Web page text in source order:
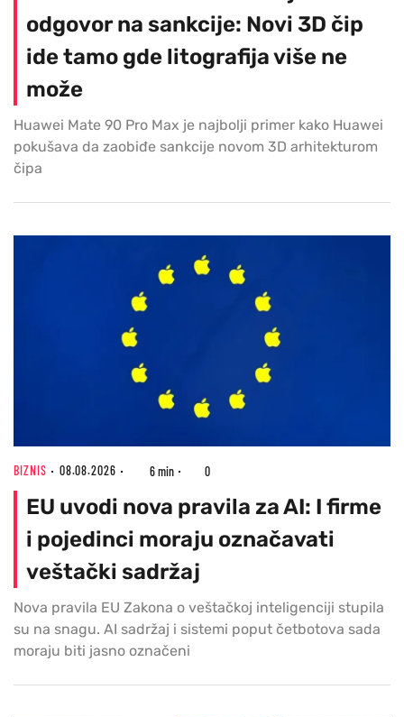
odgovor na sankcije: Novi 3D čip
ide tamo gde litografija više ne
može
Huawei Mate 90 Pro Max je najbolji primer kako Huawei
pokušava da zaobiđe sankcije novom 3D arhitekturom
čipa
BIZNIS 08.08.2026 6 min 0
EU uvodi nova pravila za AI: I firme
i pojedinci moraju označavati
veštački sadržaj
Nova pravila EU Zakona o veštačkoj inteligenciji stupila
su na snagu. AI sadržaj i sistemi poput četbotova sada
moraju biti jasno označeni